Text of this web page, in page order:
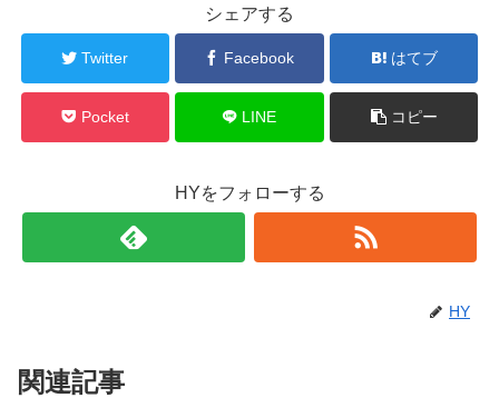
シェアする
Twitter Facebook はてブ
Pocket LINE コピー
HYをフォローする
HY
関連記事